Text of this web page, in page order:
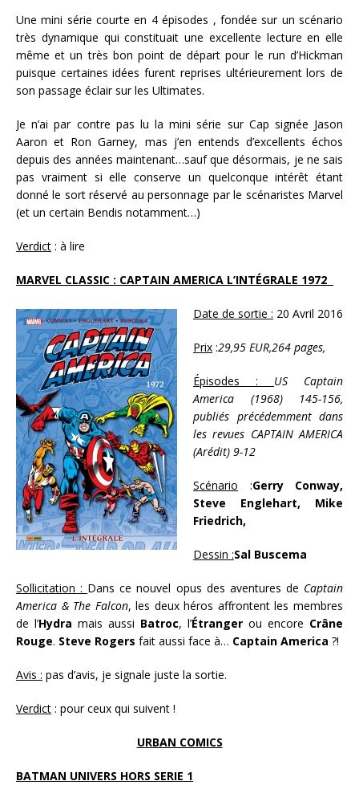
Une mini série courte en 4 épisodes , fondée sur un scénario
très dynamique qui constituait une excellente lecture en elle
même et un très bon point de départ pour le run d’Hickman
puisque certaines idées furent reprises ultérieurement lors de
son passage éclair sur les Ultimates.
Je n’ai par contre pas lu la mini série sur Cap signée Jason
Aaron et Ron Garney, mas j’en entends d’excellents échos
depuis des années maintenant…sauf que désormais, je ne sais
pas vraiment si elle conserve un quelconque intérêt étant
donné le sort réservé au personnage par le scénaristes Marvel
(et un certain Bendis notamment…)
Verdict : à lire
MARVEL CLASSIC : CAPTAIN AMERICA L’INTÉGRALE 1972
Date de sortie : 20 Avril 2016
Prix :29,95 EUR,264 pages,
Épisodes : US Captain
America (1968) 145-156,
publiés précédemment dans
les revues CAPTAIN AMERICA
(Arédit) 9-12
Scénario :Gerry Conway,
Steve Englehart, Mike
Friedrich,
Dessin :Sal Buscema
Sollicitation : Dans ce nouvel opus des aventures de Captain
America & The Falcon, les deux héros affrontent les membres
de l’Hydra mais aussi Batroc, l’Étranger ou encore Crâne
Rouge. Steve Rogers fait aussi face à… Captain America ?!
Avis : pas d’avis, je signale juste la sortie.
Verdict : pour ceux qui suivent !
URBAN COMICS
BATMAN UNIVERS HORS SERIE 1